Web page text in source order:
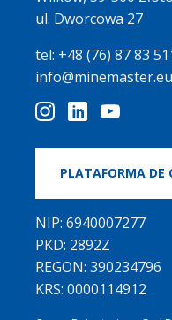
ul. Dworcowa 27
tel: +48 (76) 87 83
info@minemaster.eu
PLATAFORMA DE
NIP: 6940007277
PKD: 2892Z
REGON: 390234796
KRS: 0000114912